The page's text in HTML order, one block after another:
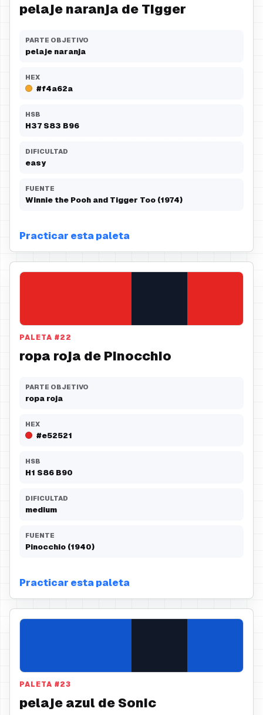
pelaje naranja de Tigger
PARTE OBJETIVO
pelaje naranja
HEX
#f4a62a
HSB
H37 S83 B96
DIFICULTAD
easy
FUENTE
Winnie the Pooh and Tigger Too (1974)
Practicar esta paleta
PALETA #22
ropa roja de Pinocchio
PARTE OBJETIVO
ropa roja
HEX
#e52521
HSB
H1 S86 B90
DIFICULTAD
medium
FUENTE
Pinocchio (1940)
Practicar esta paleta
PALETA #23
pelaje azul de Sonic